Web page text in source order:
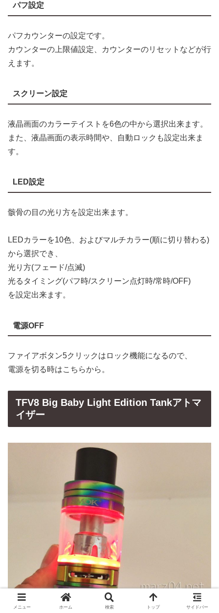
パフ設定
パフカウンターの設定です。
カウンターの上限値設定、カウンターのリセットなどが行
えます。
スクリーン設定
液晶画面のカラーテイストを6色の中から選択出来ます。
また、液晶画面の表示時間や、自動ロックも設定出来ま
す。
LED設定
骸骨の目の光り方を設定出来ます。
LEDカラーを10色、およびマルチカラー(順に切り替わる)
から選択でき、
光り方(フェード/点滅)
光るタイミング(パフ時/スクリーン点灯時/常時/OFF)
を設定出来ます。
電源OFF
ファイアボタン5クリックはロック機能になるので、
電源を切る時はこちらから。
TFV8 Big Baby Light Edition Tankアトマ
イザー
メニュー ホーム 検索 トップ サイドバー